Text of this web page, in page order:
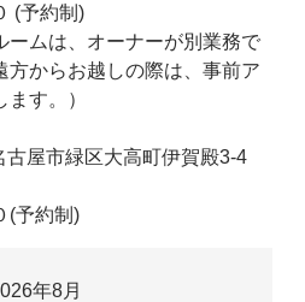
(予約制)
ムは、オーナーが別業務で
方からお越しの際は、事前ア
す。）
古屋市緑区大高町伊賀殿3-4
(予約制)
年8月